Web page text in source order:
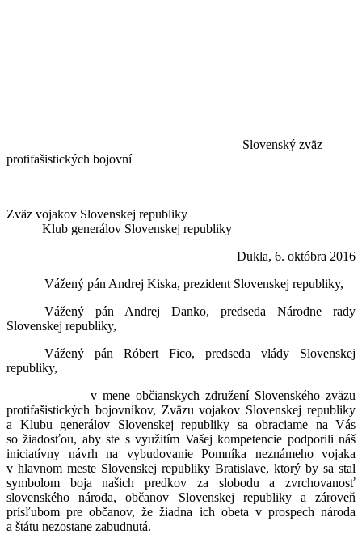
Slovenský zväz
protifašistických bojovní
Zväz vojakov Slovenskej republiky
Klub generálov Slovenskej republiky
Dukla, 6. októbra 2016
Vážený pán Andrej Kiska, prezident Slovenskej republiky,
Vážený pán Andrej Danko, predseda Národne rady
Slovenskej republiky,
Vážený pán Róbert Fico, predseda vlády Slovenskej
republiky,
v mene občianskych združení Slovenského zväzu
protifašistických bojovníkov, Zväzu vojakov Slovenskej republiky
a Klubu generálov Slovenskej republiky sa obraciame na Vás
so žiadosťou, aby ste s využitím Vašej kompetencie podporili náš
iniciatívny návrh na vybudovanie Pomníka neznámeho vojaka
v hlavnom meste Slovenskej republiky Bratislave, ktorý by sa stal
symbolom boja našich predkov za slobodu a zvrchovanosť
slovenského národa, občanov Slovenskej republiky a zároveň
prísľubom pre občanov, že žiadna ich obeta v prospech národa
a štátu nezostane zabudnutá.